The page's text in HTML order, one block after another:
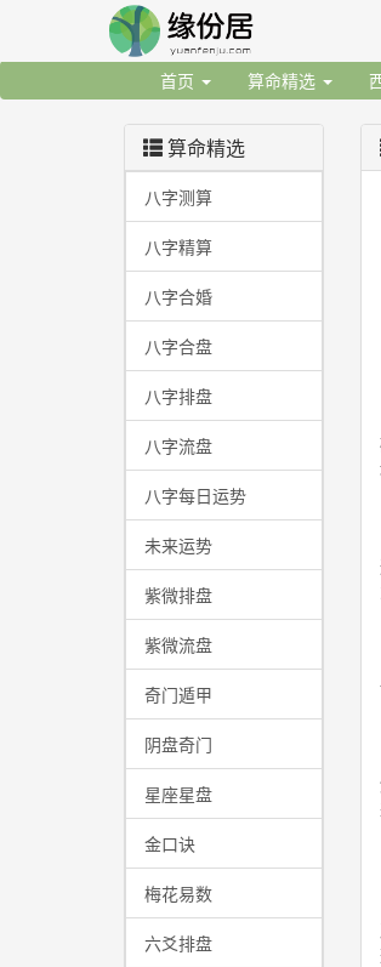
首页 算命精选
算命精选
八字测算
八字精算
八字合婚
八字合盘
八字排盘
八字流盘
八字每日运势
未来运势
紫微排盘
紫微流盘
奇门遁甲
阴盘奇门
星座星盘
金口诀
梅花易数
六爻排盘